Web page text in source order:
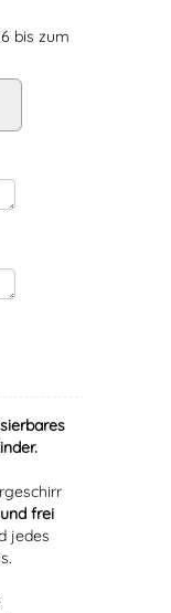
bis zum
frei
jedes